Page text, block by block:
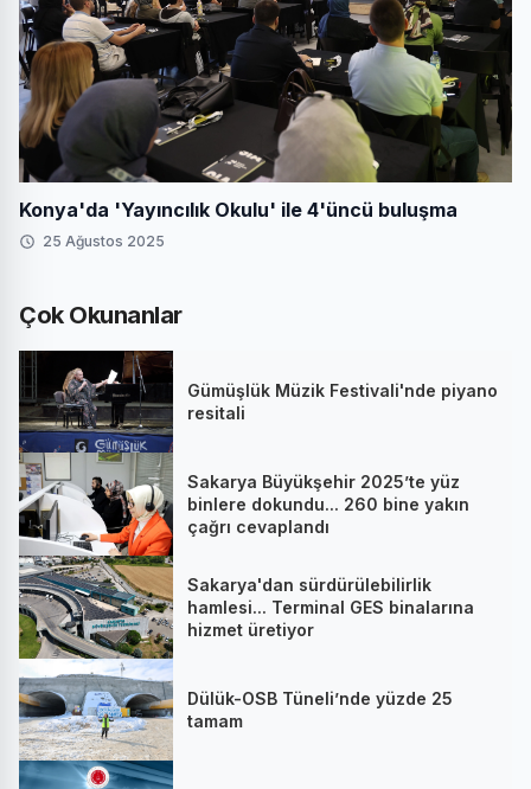
Konya'da 'Yayıncılık Okulu' ile 4'üncü buluşma
25 Ağustos 2025
Çok Okunanlar
Gümüşlük Müzik Festivali'nde piyano
resitali
Sakarya Büyükşehir 2025’te yüz
binlere dokundu... 260 bine yakın
çağrı cevaplandı
Sakarya'dan sürdürülebilirlik
hamlesi... Terminal GES binalarına
hizmet üretiyor
Dülük-OSB Tüneli’nde yüzde 25
tamam